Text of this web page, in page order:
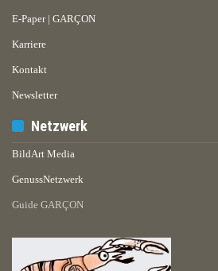
E-Paper | GARÇON
Karriere
Kontakt
Newsletter
Netzwerk
BildArt Media
GenussNetzwerk
Guide GARÇON